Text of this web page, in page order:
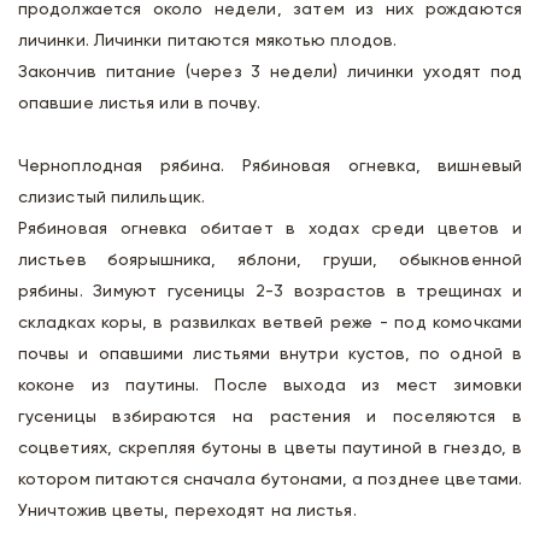
продолжается около недели, затем из них рождаются
личинки. Личинки питаются мякотью плодов.
Закончив питание (через 3 недели) личинки уходят под
опавшие листья или в почву.
Черноплодная рябина. Рябиновая огневка, вишневый
слизистый пилильщик.
Рябиновая огневка обитает в ходах среди цветов и
листьев боярышника, яблони, груши, обыкновенной
рябины. Зимуют гусеницы 2-3 возрастов в трещинах и
складках коры, в развилках ветвей реже - под комочками
почвы и опавшими листьями внутри кустов, по одной в
коконе из паутины. После выхода из мест зимовки
гусеницы взбираются на растения и поселяются в
соцветиях, скрепляя бутоны в цветы паутиной в гнездо, в
котором питаются сначала бутонами, а позднее цветами.
Уничтожив цветы, переходят на листья.